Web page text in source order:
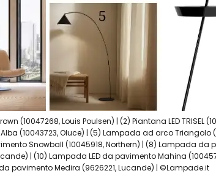
(10047268, Louis Poulsen) | (2) Piantana LED
(10043723, Oluce) | (5) Lampada ad arco Triangolo
Snowball (10045918, Northern) | (8) Lampada da
| (10) Lampada LED da pavimento Mahina
pavimento Medira (9626221, Lucande) | ©Lampade.it